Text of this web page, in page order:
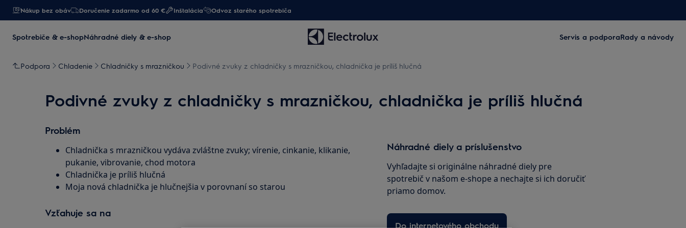
Nákup bez obáv Doručenie zadarmo od 60 € Inštalácia Odvoz starého spotrebiča
Spotrebiče & e-shopNáhradné diely & e-shop Servis a podporaRady a návody
Podpora Chladenie Chladničky s mrazničkou Podivné zvuky z chladničky s mrazničkou, chladnička je príliš hlučná
Podivné zvuky z chladničky s mrazničkou, chladnička je príliš hlučná
Problém
Chladnička s mrazničkou vydáva zvláštne zvuky; vírenie, cinkanie, klikanie,
pukanie, vibrovanie, chod motora
Chladnička je príliš hlučná
Moja nová chladnička je hlučnejšia v porovnaní so starou
Vzťahuje sa na
Náhradné diely a príslušenstvo
Vyhľadajte si originálne náhradné diely pre
spotrebič v našom e-shope a nechajte si ich doručiť
priamo domov.
Do internetového obchodu